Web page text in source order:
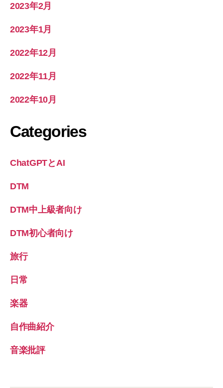
2023年2月
2023年1月
2022年12月
2022年11月
2022年10月
Categories
ChatGPTとAI
DTM
DTM中上級者向け
DTM初心者向け
旅行
日常
楽器
自作曲紹介
音楽批評